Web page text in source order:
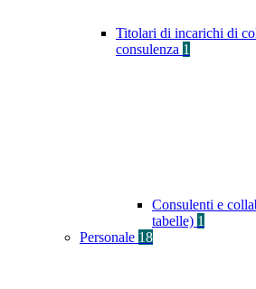
Titolari di incarichi di
consulenza 1
Consulenti e
tabelle) 1
Personale 18